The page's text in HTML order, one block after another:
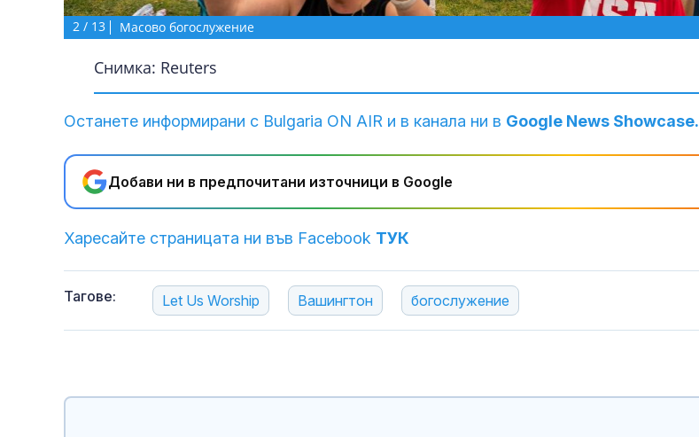
2 / 13 Масово богослужение
Снимка: Reuters
Останете информирани с Bulgaria ON AIR и в канала ни в Google News Showcase.
Добави ни в предпочитани източници в Google
Харесайте страницата ни във Facebook ТУК
Тагове: Let Us Worship Вашингтон богослужение